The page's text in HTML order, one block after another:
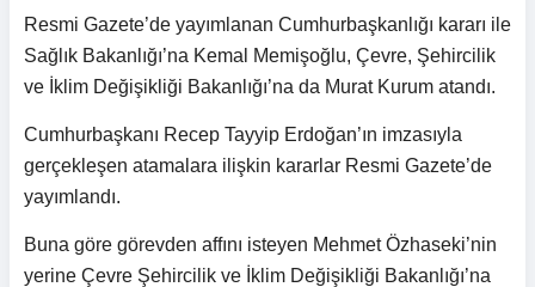
Resmi Gazete’de yayımlanan Cumhurbaşkanlığı kararı ile
Sağlık Bakanlığı’na Kemal Memişoğlu, Çevre, Şehircilik
ve İklim Değişikliği Bakanlığı’na da Murat Kurum atandı.
Cumhurbaşkanı Recep Tayyip Erdoğan’ın imzasıyla
gerçekleşen atamalara ilişkin kararlar Resmi Gazete’de
yayımlandı.
Buna göre görevden affını isteyen Mehmet Özhaseki’nin
yerine Çevre Şehircilik ve İklim Değişikliği Bakanlığı’na